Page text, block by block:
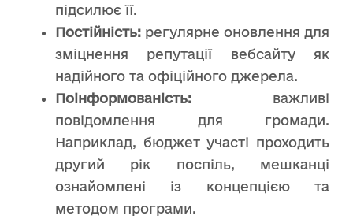
підсилює її.
Постійність: регулярне оновлення для
зміцнення репутації вебсайту як
надійного та офіційного джерела.
Поінформованість: важливі
повідомлення для громади.
Наприклад, бюджет участі проходить
другий рік поспіль, мешканці
ознайомлені із концепцією та
методом програми.